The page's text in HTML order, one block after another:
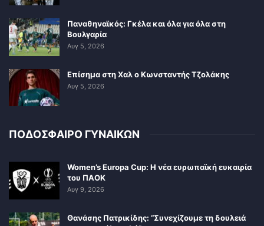
Παναθηναϊκός: Γκέλα και όλα για όλα στη
Βουλγαρία
Αυγ 5, 2026
Επίσημα στη Χαλ ο Κωνσταντής Τζολάκης
Αυγ 5, 2026
ΠΟΔΟΣΦΑΙΡΟ ΓΥΝΑΙΚΩΝ
Women’s Europa Cup: Η νέα ευρωπαϊκή ευκαιρία
του ΠΑΟΚ
Αυγ 9, 2026
Θανάσης Πατρικίδης: “Συνεχίζουμε τη δουλειά